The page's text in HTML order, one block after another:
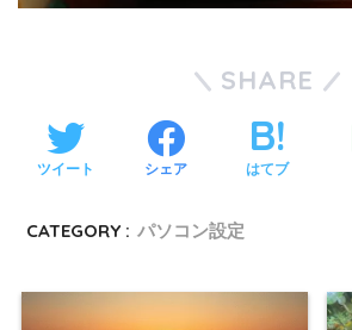
SHARE
ツイート シェア はてブ
CATEGORY : パソコン設定